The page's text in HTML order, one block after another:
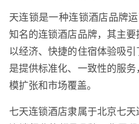
天连锁是一种连锁酒店品牌
知名的连锁酒店品牌，其主
以经济、快捷的住宿体验吸
是提供标准化、一致性的服
模扩张和市场覆盖。
七天连锁酒店隶属于北京七